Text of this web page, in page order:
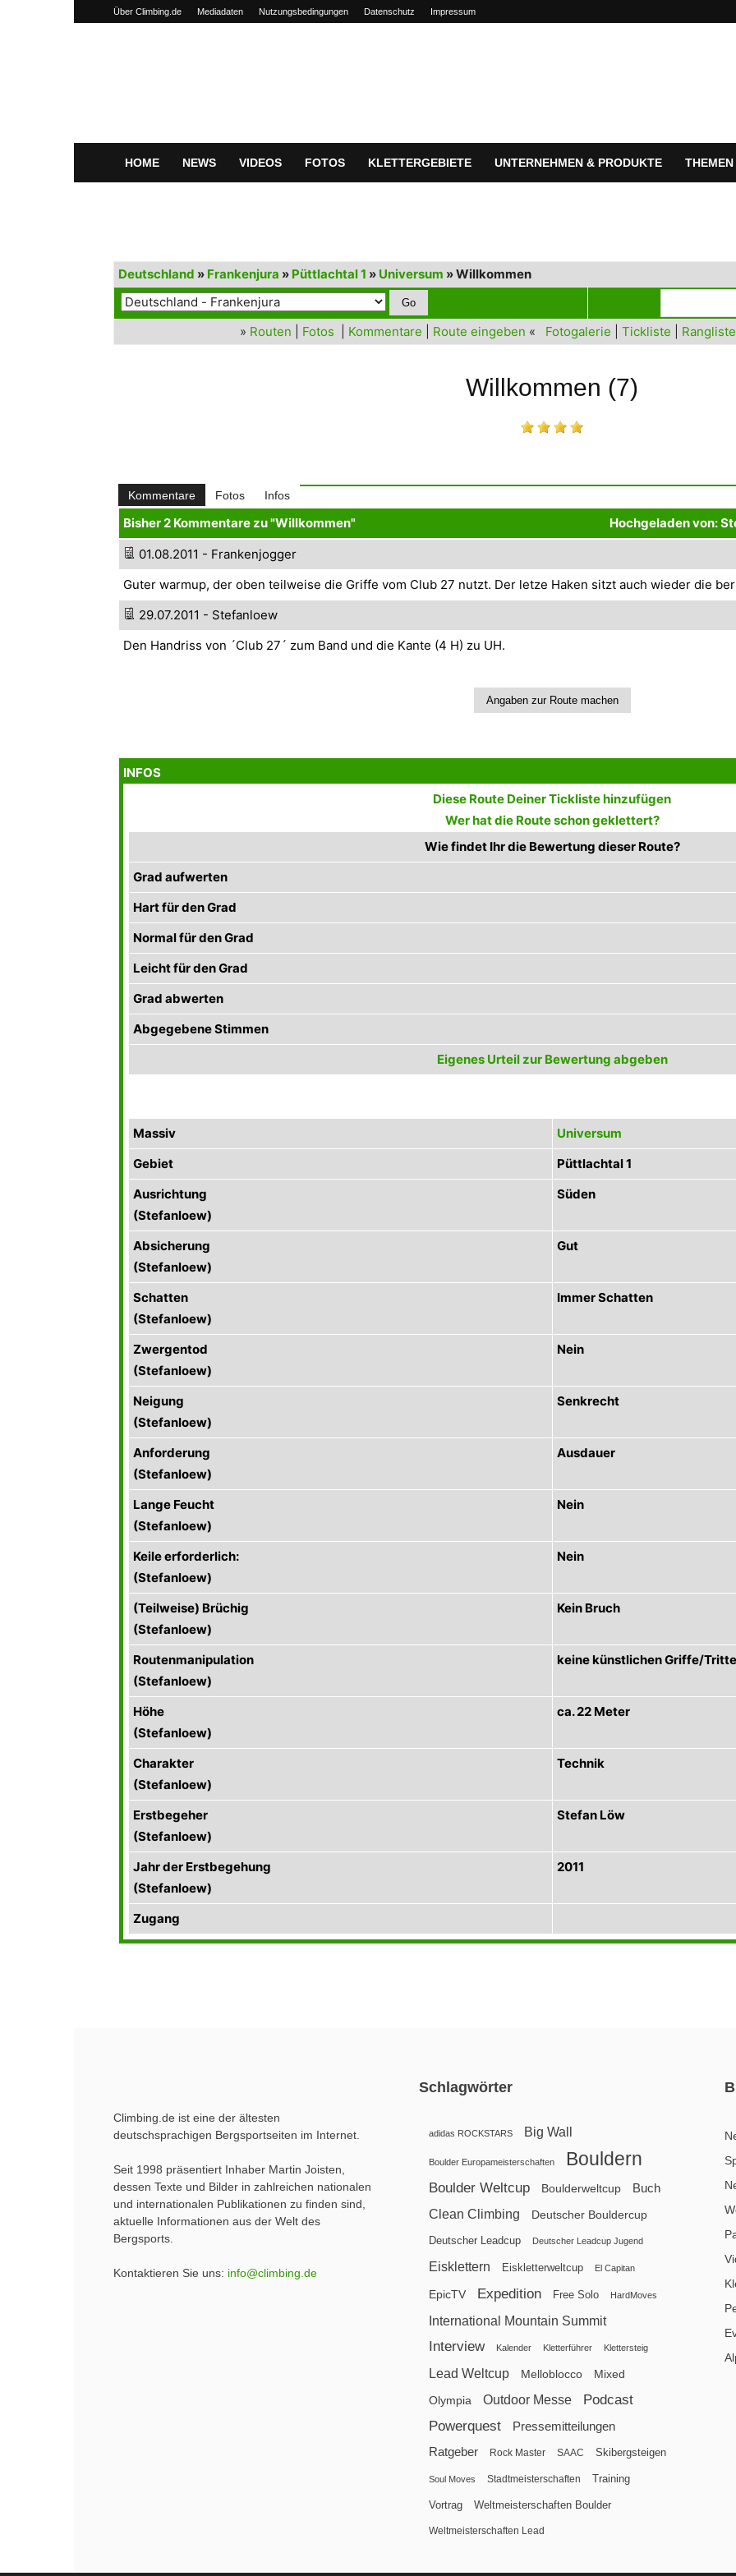
Über Climbing.de Mediadaten Nutzungsbedingungen Datenschutz Impressum
HOME NEWS VIDEOS FOTOS KLETTERGEBIETE UNTERNEHMEN & PRODUKTE THEMEN
Deutschland » Frankenjura » Püttlachtal 1 » Universum » Willkommen
» Routen Fotos Kommentare Route eingeben « Fotogalerie Tickliste Rangliste
Willkommen (7)
Kommentare Fotos Infos
Bisher 2 Kommentare zu "Willkommen"
Hochgeladen von:
01.08.2011 - Frankenjogger
Guter warmup, der oben teilweise die Griffe vom Club 27 nutzt. Der letze Haken sitzt auch wieder die
29.07.2011 - Stefanloew
Den Handriss von ´Club 27´ zum Band und die Kante (4 H) zu UH.
INFOS
Diese Route Deiner Tickliste hinzufügen
Wer hat die Route schon geklettert?
Wie findet Ihr die Bewertung dieser Route?
Grad aufwerten
Hart für den Grad
Normal für den Grad
Leicht für den Grad
Grad abwerten
Abgegebene Stimmen
Eigenes Urteil zur Bewertung abgeben
Massiv
Universum
Gebiet
Püttlachtal 1
Ausrichtung
(Stefanloew)
Süden
Absicherung
(Stefanloew)
Gut
Schatten
(Stefanloew)
Immer Schatten
Zwergentod
(Stefanloew)
Nein
Neigung
(Stefanloew)
Senkrecht
Anforderung
(Stefanloew)
Ausdauer
Lange Feucht
(Stefanloew)
Nein
Keile erforderlich:
(Stefanloew)
Nein
(Teilweise) Brüchig
(Stefanloew)
Kein Bruch
Routenmanipulation
(Stefanloew)
keine künstlichen Griffe/Tritte
Höhe
(Stefanloew)
ca. 22 Meter
Charakter
(Stefanloew)
Technik
Erstbegeher
(Stefanloew)
Stefan Löw
Jahr der Erstbegehung
(Stefanloew)
2011
Zugang
Climbing.de ist eine der ältesten
deutschsprachigen Bergsportseiten im Internet.
Seit 1998 präsentiert Inhaber Martin Joisten,
dessen Texte und Bilder in zahlreichen nationalen
und internationalen Publikationen zu finden sind,
aktuelle Informationen aus der Welt des
Bergsports.
Kontaktieren Sie uns: info@climbing.de
Schlagwörter
adidas ROCKSTARS Big Wall
Boulder Europameisterschaften Bouldern
Boulder Weltcup Boulderweltcup Buch
Clean Climbing Deutscher Bouldercup
Deutscher Leadcup Deutscher Leadcup Jugend
Eisklettern Eiskletterweltcup El Capitan
EpicTV Expedition Free Solo HardMoves
International Mountain Summit
Interview Kalender Kletterführer Klettersteig
Lead Weltcup Melloblocco Mixed
Olympia Outdoor Messe
Podcast
Powerquest
Pressemitteilungen
Ratgeber
Rock Master SAAC Skibergsteigen
Soul Moves Stadtmeisterschaften Training
Vortrag Weltmeisterschaften Boulder
Weltmeisterschaften Lead